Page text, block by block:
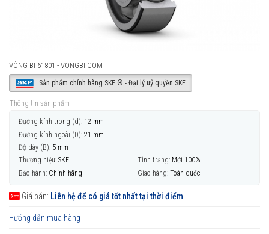
VÒNG BI 61801 - VONGBI.COM
Sản phẩm chính hãng SKF ® - Đại lý uỷ quyền SKF
Thông tin sản phẩm
Đường kính trong (d): 12 mm
Đường kính ngoài (D): 21 mm
Độ dày (B): 5 mm
Thương hiệu: SKF Tình trạng: Mới 100%
Bảo hành: Chính hãng Giao hàng: Toàn quốc
Giá bán: Liên hệ để có giá tốt nhất tại thời điểm
Hướng dẫn mua hàng